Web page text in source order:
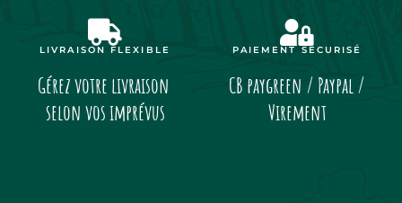
LIVRAISON FLEXIBLE
Gérez votre livraison
selon vos imprévus
PAIEMENT SÉCURISÉ
CB paygreen / Paypal /
Virement